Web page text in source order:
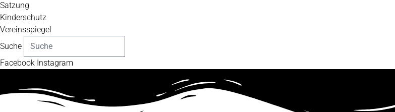
Satzung
Kinderschutz
Vereinsspiegel
Suche
Facebook Instagram